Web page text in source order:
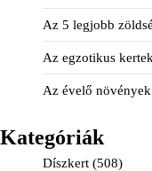
Az 5 legjobb
Az egzotikus
Az évelő
Kategóriák
Díszkert (508)